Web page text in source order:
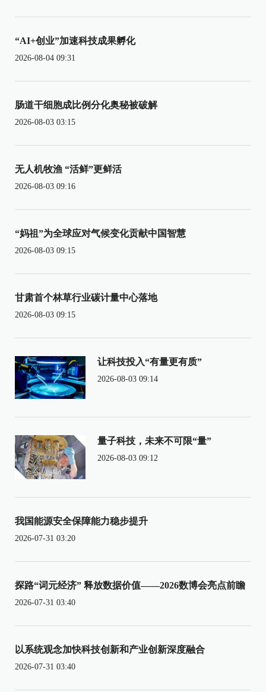
“AI+创业”加速科技成果孵化
2026-08-04 09:31
肠道干细胞成比例分化奥秘被破解
2026-08-03 03:15
无人机牧渔 “活鲜”更鲜活
2026-08-03 09:16
“妈祖”为全球应对气候变化贡献中国智慧
2026-08-03 09:15
甘肃首个林草行业碳计量中心落地
2026-08-03 09:15
让科技投入“有量更有质”
2026-08-03 09:14
量子科技，未来不可限“量”
2026-08-03 09:12
我国能源安全保障能力稳步提升
2026-07-31 03:20
探路“词元经济” 释放数据价值——2026数博会亮点前瞻
2026-07-31 03:40
以系统观念加快科技创新和产业创新深度融合
2026-07-31 03:40